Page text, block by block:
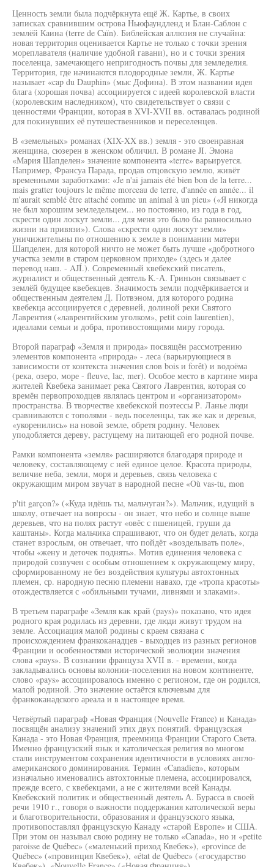
Ценность земли была подчёркнута ещё Ж. Картье, в своих
записках сравнившим острова Ньюфаундленд и Блан-Саблон с
землёй Каина (terre de Caïn). Библейская аллюзия не случайна:
новая территория оценивается Картье не только с точки зрения
мореплавателя (наличие удобной гавани), но и с точки зрения
поселенца, замечающего непригодность почвы для земледелия.
Территория, где начинаются плодородные земли, Ж. Картье
называет «cap du Dauphin» (мыс Дофина). В этом названии идея
блага (хорошая почва) ассоциируется с идеей королевской власти
(королевским наследником), что свидетельствует о связи с
ценностями Франции, которая в XVI-XVII вв. оставалась родиной
для покинувших её путешественников и переселенцев.
В «земельных» романах (XIX-XX вв.) земля - это своенравная
женщина, сюзерен в женском обличил. В романе JI. Эмона
«Мария Шапделен» значение компонента «terre» варьируется.
Например, Франсуа Парада, продав отцовскую землю, живёт
временными заработками: «Je n'ai jamais été bien bon de la terre...
mais gratter toujours le même morceau de terre, d'année en année... il
m'aurait semblé être attaché comme un animal à un pieu» («Я никогда
не был хорошим земледельцем... но постоянно, из года в год,
скрести один лоскут земли... для меня это было бы равносильно
жизни на привязи»). Слова «скрести один лоскут земли»
уничижительны по отношению к земле в понимании матери
Шапделен, для которой ничто не может быть лучше «добротного
участка земли в старом церковном приходе» (здесь и далее
перевод наш. - AJÍ.). Современный квебекский писатель,
журналист и общественный деятель К.-А. Гриньон связывает с
землёй будущее квебекцев. Значимость земли подчёркивается и
общественным деятелем Д. Потвэном, для которого родина
квебекца ассоциируется с деревней, долиной реки Святого
Лаврентия («лаврентийским уголком», petit coin laurentien),
идеалами семьи и добра, противостоящими миру города.
Второй параграф «Земля и природа» посвящён рассмотрению
элементов компонента «природа» - леса (варьирующиеся в
зависимости от контекста значения слов bois и forêt) и водоёма
(река, озеро, море - fleuve, lac, mer). Особое место в картине мира
жителей Квебека занимает река Святого Лаврентия, которая со
времён первопроходцев являлась центром и «организатором»
пространства. В творчестве квебекской поэтессы Р. Ланье люди
сравниваются с тополями - ведь поселенцы, так же как и деревья,
«укоренились» на новой земле, обретя родину. Человек
уподобляется дереву, растущему на питающей его родной почве.
Рамки компонента «земля» расширяются благодаря природе и
человеку, составляющему с ней единое целое. Красота природы,
величие неба, земли, моря и деревьев, связь человека с
окружающим миром звучат в народной песне «Où vas-tu, mon
p'tit garçon?» («Куда идёшь ты, мальчуган?»). Мальчик, идущий в
школу, отвечает на вопросы - он знает, что небо и солнце выше
деревьев, что на полях растут «овёс с пшеницей, груши да
каштаны». Когда мальчика спрашивают, что он будет делать, когда
станет взрослым, он отвечает, что пойдёт «возделывать поле»,
чтобы «жену и деточек поднять». Мотив единения человека с
природой созвучен с особым отношением к окружающему миру,
сформированному не без воздействия культуры автохтонных
племен, ср. народную песню племени навахо, где «тропа красоты»
отождествляется с «обильными тучами, ливнями и злаками».
В третьем параграфе «Земля как край (pays)» показано, что идея
родного края родилась из деревни, где люди живут трудом на
земле. Ассоциация малой родины с краем связана с
происхождением франкоканадцев - выходцев из разных регионов
Франции и особенностями исторической эволюции значения
слова «pays». В сознании француза XVII в. - времени, когда
закладывались основы колонии-поселения на новом континенте,
слово «pays» ассоциировалось именно с регионом, где он родился,
малой родиной. Это значение остаётся ключевым для
франкоканадского ареала и в настоящее время.
Четвёртый параграф «Новая Франция (Nouvelle France) и Канада»
посвящён анализу значений этих двух понятий. Французская
Канада - это Новая Франция, преемница Франции Старого Света.
Именно французский язык и католическая религия во многом
стали инструментом сохранения идентичности в условиях англо-
американского доминирования. Термин «Canadien», которым
изначально именовались автохтонные племена, ассоциировался,
прежде всего, с квебекцами, а не с жителями всей Канады.
Квебекский политик и общественный деятель А. Бурасса в своей
речи 1910 г., говоря о важности поддержания католической веры
и благотворительности, образования и французского языка,
противопоставлял французскую Канаду «старой Европе» и США.
При этом он называл свою родину не только «Canada», но и «petite
paroisse de Québec» («маленький приход Квебек»), «province de
Québec» («провинция Квебек»), «état de Québec» («государство